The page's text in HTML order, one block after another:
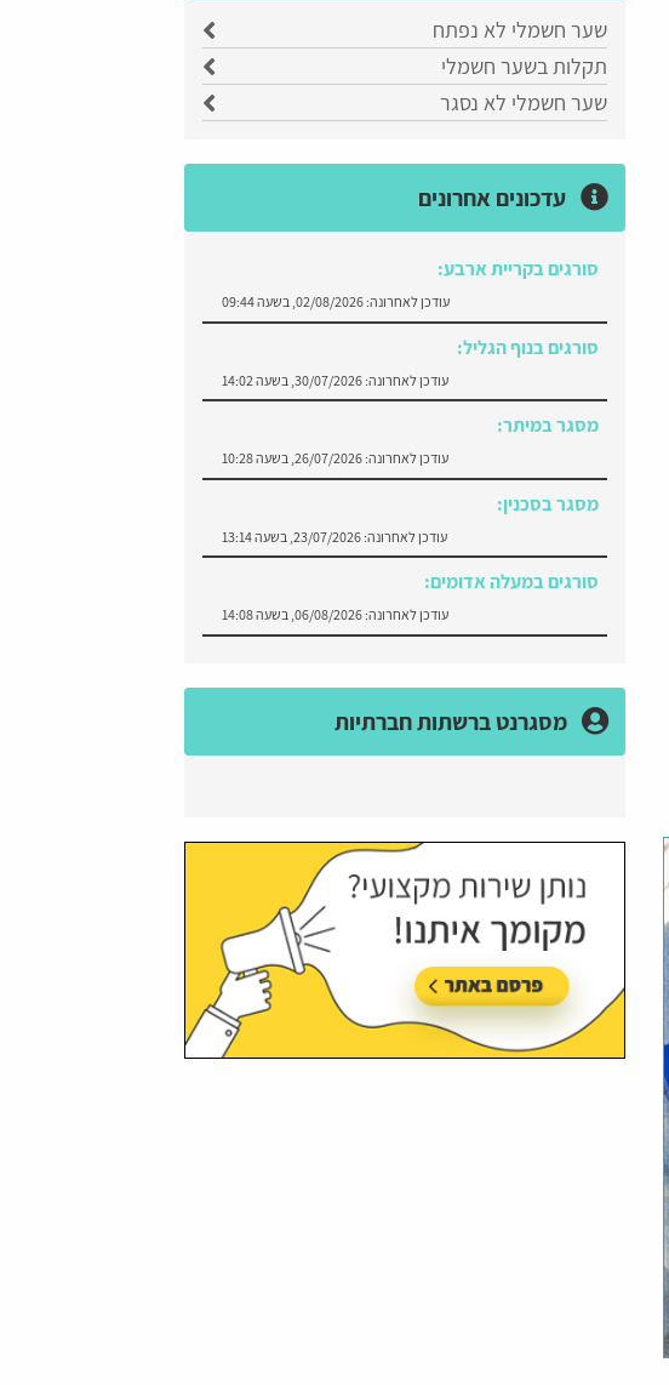
שער חשמלי לא נפתח
תקלות בשער חשמלי
שער חשמלי לא נסגר
עדכונים אחרונים
סורגים בקריית ארבע:
עודכן לאחרונה: 02/08/2026, בשעה 09:44
סורגים בנוף הגליל:
עודכן לאחרונה: 30/07/2026, בשעה 14:02
מסגר במיתר:
עודכן לאחרונה: 26/07/2026, בשעה 10:28
מסגר בסכנין:
עודכן לאחרונה: 23/07/2026, בשעה 13:14
סורגים במעלה אדומים:
עודכן לאחרונה: 06/08/2026, בשעה 14:08
מסגרנט ברשתות חברתיות